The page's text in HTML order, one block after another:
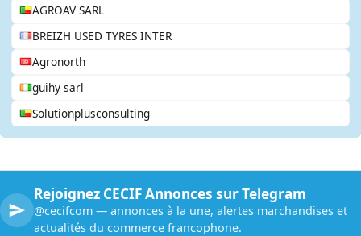
AGROAV SARL
BREIZH USED TYRES INTER
Agronorth
guihy sarl
Solutionplusconsulting
Rejoignez CECIF Annonces sur Telegram
@cecifcom — annonces à la une, alertes marchandises et
actualités du commerce francophone.